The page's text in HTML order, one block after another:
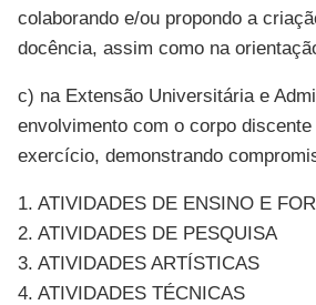
colaborando e/ou propondo a
docência, assim como na
c) na Extensão Universitária e
envolvimento com o corpo
exercício, demonstrando
1. ATIVIDADES DE ENSINO E
2. ATIVIDADES DE PESQUISA
3. ATIVIDADES ARTÍSTICAS
4. ATIVIDADES TÉCNICAS